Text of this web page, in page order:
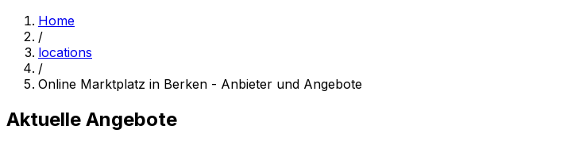
Home
/
locations
/
Online Marktplatz in Berken - Anbieter und Angebote
Aktuelle Angebote